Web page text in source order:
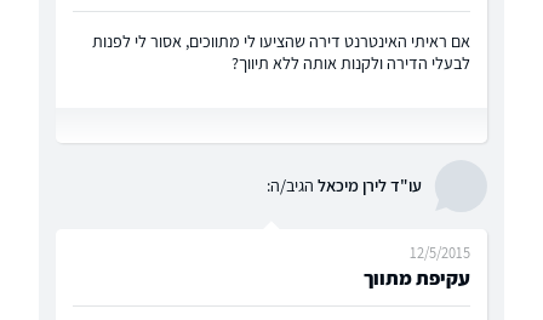
אם ראיתי האינטרנט דירה שהציעו לי מתווכים, אסור לי לפנות
לבעלי הדירה ולקנות אותה ללא תיווך?
עו"ד לירן מיכאל הגיב/ה:
עקיפת מתווך
12/5/2015